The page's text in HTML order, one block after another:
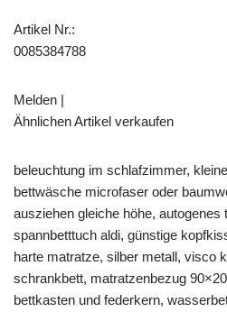
Artikel Nr.:
0085384788
Melden |
Ähnlichen Artikel verkaufen
beleuchtung im schlafzimmer,
bettwäsche microfaser oder
ausziehen gleiche höhe, autogenes
spannbetttuch aldi, günstige
harte matratze, silber metall, visco
schrankbett, matratzenbezug
bettkasten und federkern,